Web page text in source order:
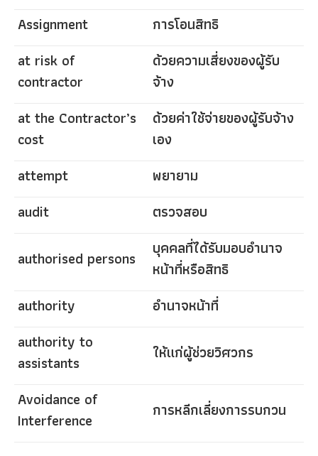
Assignment
การโอนสิทธิ
at risk of
contractor
ด้วยความเสี่ยงของผู้รับ
จ้าง
at the Contractor’s
cost
ด้วยค่าใช้จ่ายของผู้รับจ้าง
เอง
attempt
พยายาม
audit
ตรวจสอบ
authorised persons
บุคคลที่ได้รับมอบอำนาจ
หน้าที่หรือสิทธิ
authority
อำนาจหน้าที่
authority to
assistants
ให้แก่ผู้ช่วยวิศวกร
Avoidance of
Interference
การหลีกเลี่ยงการรบกวน